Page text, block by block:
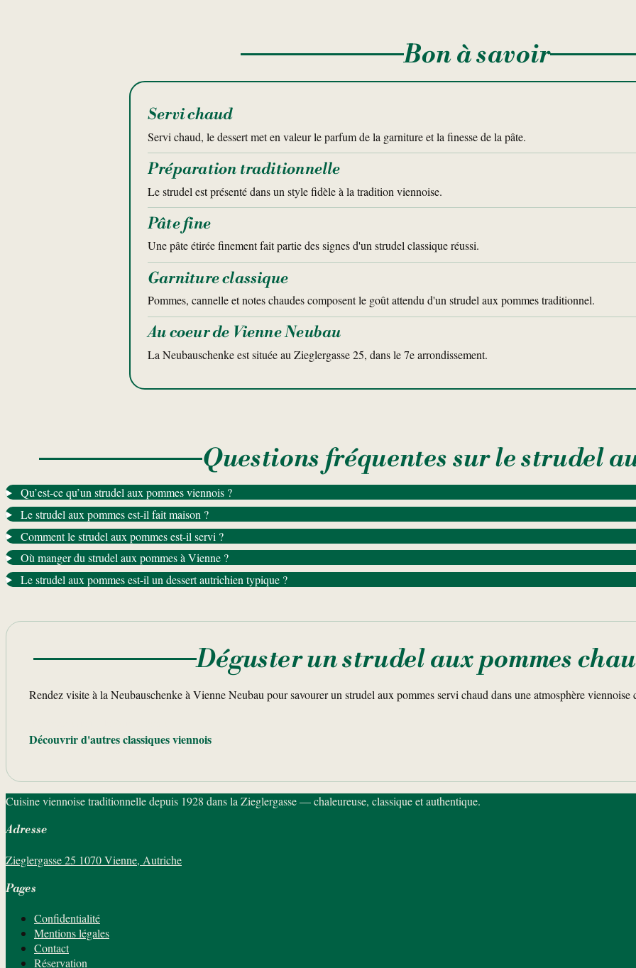
Bon à savoir
Servi chaud
Servi chaud, le dessert met en valeur le parfum de la garniture et la finesse de la pâte.
Préparation traditionnelle
Le strudel est présenté dans un style fidèle à la tradition viennoise.
Pâte fine
Une pâte étirée finement fait partie des signes d'un strudel classique réussi.
Garniture classique
Pommes, cannelle et notes chaudes composent le goût attendu d'un strudel aux pommes traditionnel.
Au coeur de Vienne Neubau
La Neubauschenke est située au Zieglergasse 25, dans le 7e arrondissement.
Questions fréquentes sur le strudel
Qu’est-ce qu’un strudel aux pommes viennois ?
Le strudel aux pommes est-il fait maison ?
Comment le strudel aux pommes est-il servi ?
Où manger du strudel aux pommes à Vienne ?
Le strudel aux pommes est-il un dessert autrichien typique ?
Déguster un strudel aux pommes
Rendez visite à la Neubauschenke à Vienne Neubau pour savourer un strudel aux pommes servi chaud dans une atmosphère viennoise
Découvrir d'autres classiques viennois
Cuisine viennoise traditionnelle depuis 1928 dans la Zieglergasse — chaleureuse, classique et authentique.
Adresse
Zieglergasse 25 1070 Vienne, Autriche
Pages
Confidentialité
Mentions légales
Contact
Réservation